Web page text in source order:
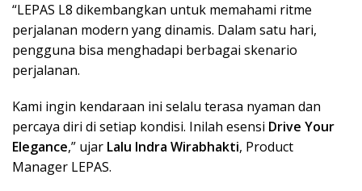
“LEPAS L8 dikembangkan untuk memahami ritme
perjalanan modern yang dinamis. Dalam satu hari,
pengguna bisa menghadapi berbagai skenario
perjalanan.
Kami ingin kendaraan ini selalu terasa nyaman dan
percaya diri di setiap kondisi. Inilah esensi Drive Your
Elegance,” ujar Lalu Indra Wirabhakti, Product
Manager LEPAS.